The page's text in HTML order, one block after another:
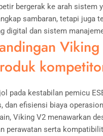
bergerak ke arah sistem
sambaran, tetapi juga
digital dan sistem
pada kestabilan pemicu
dan efisiensi biaya
Viking V2 menawarkan
perawatan serta